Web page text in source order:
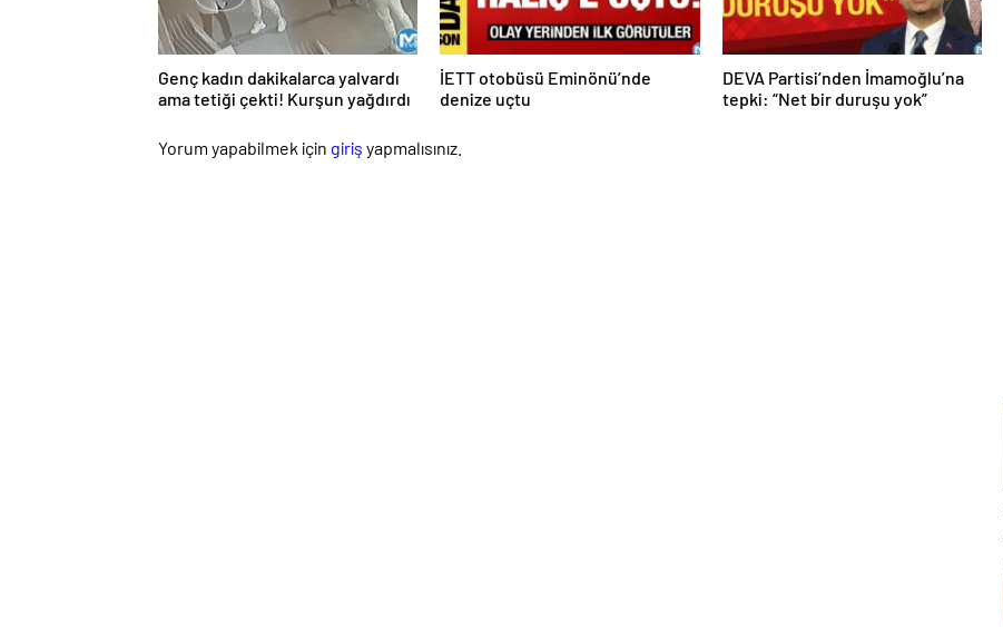
Genç kadın dakikalarca yalvardı
ama tetiği çekti! Kurşun yağdırdı
İETT otobüsü Eminönü’nde
denize uçtu
DEVA Partisi’nden İmamoğlu’na
tepki: “Net bir duruşu yok”
Yorum yapabilmek için giriş yapmalısınız.